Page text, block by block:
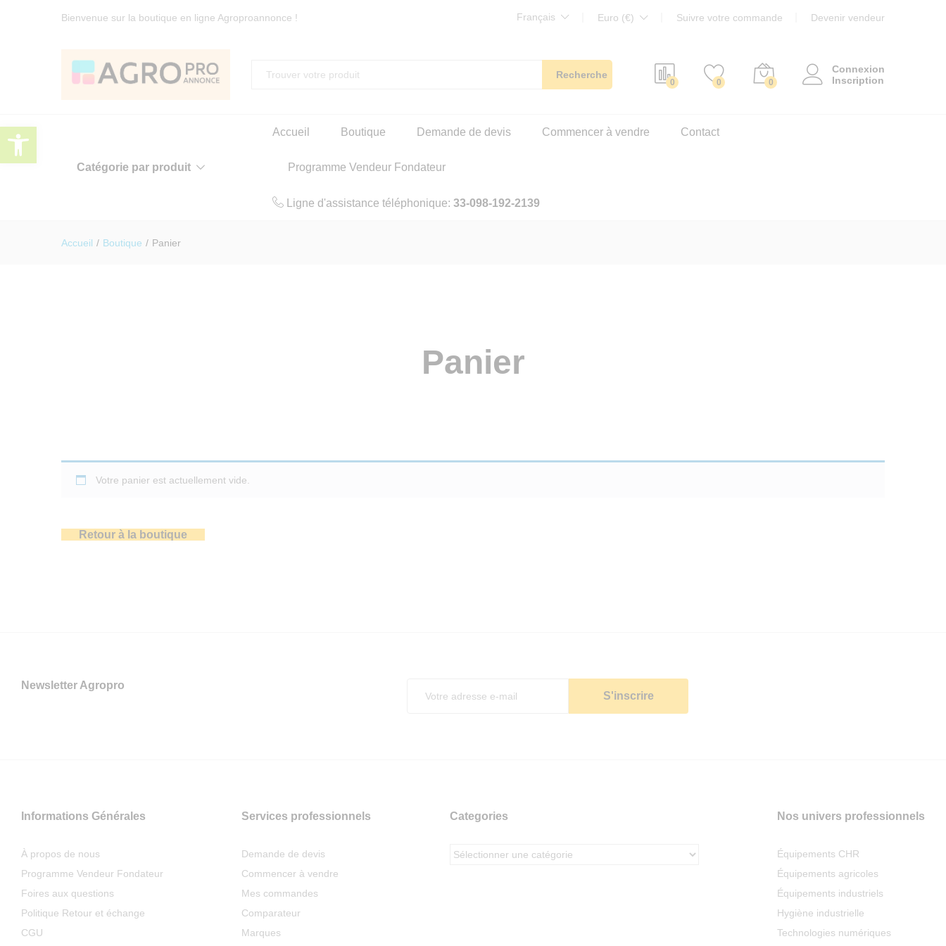
Bienvenue sur la boutique en ligne Agroproannonce ! Français Euro (€) Suivre votre commande Devenir vendeur
Toute Recherche
0 0 0
Connexion
Inscription
Catégorie par produit
Accueil Boutique Demande de devis Commencer à vendre Contact
Programme Vendeur Fondateur
Ligne d'assistance téléphonique: 33-098-192-2139
Accueil / Boutique / Panier
Panier
Votre panier est actuellement vide.
Retour à la boutique
Newsletter Agropro
Informations Générales
À propos de nous
Programme Vendeur Fondateur
Foires aux questions
Politique Retour et échange
CGU
Services professionnels
Demande de devis
Commencer à vendre
Mes commandes
Comparateur
Marques
Categories Nos univers professionnels
Équipements CHR
Équipements agricoles
Équipements industriels
Hygiène industrielle
Technologies numériques
Ouvrir la barre d’outils